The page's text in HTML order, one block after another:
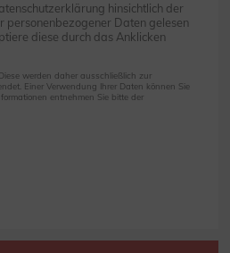
hinsichtlich der
personenbezogener Daten gelesen
diese durch das Anklicken
werden daher ausschließlich zur
Einer Verwendung Ihrer Daten können Sie
entnehmen Sie bitte der